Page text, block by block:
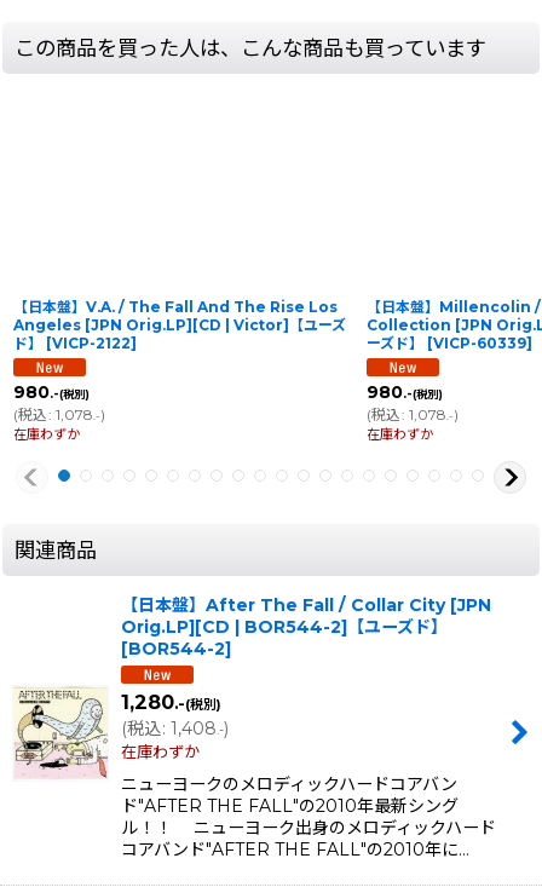
この商品を買った人は、こんな商品も買っています
【日本盤】V.A. / The Fall And The Rise Los
Angeles [JPN Orig.LP][CD | Victor]【ユーズ
ド】
[VICP-2122]
980.-(税別)
(税込: 1,078 .-)
在庫わずか
【日本盤】
Collection [JPN
ーズド】
[VICP-60339]
980.-(税別)
(税込: 1,078 .-)
在庫わずか
関連商品
【日本盤】After The Fall / Collar City [JPN
Orig.LP][CD | BOR544-2]【ユーズド】
[BOR544-2]
1,280.-(税別)
(税込: 1,408.-)
在庫わずか
ニューヨークのメロディックハードコアバン
ド"AFTER THE FALL"の2010年最新シング
ル！！ ニューヨーク出身のメロディックハード
コアバンド"AFTER THE FALL"の2010年に…